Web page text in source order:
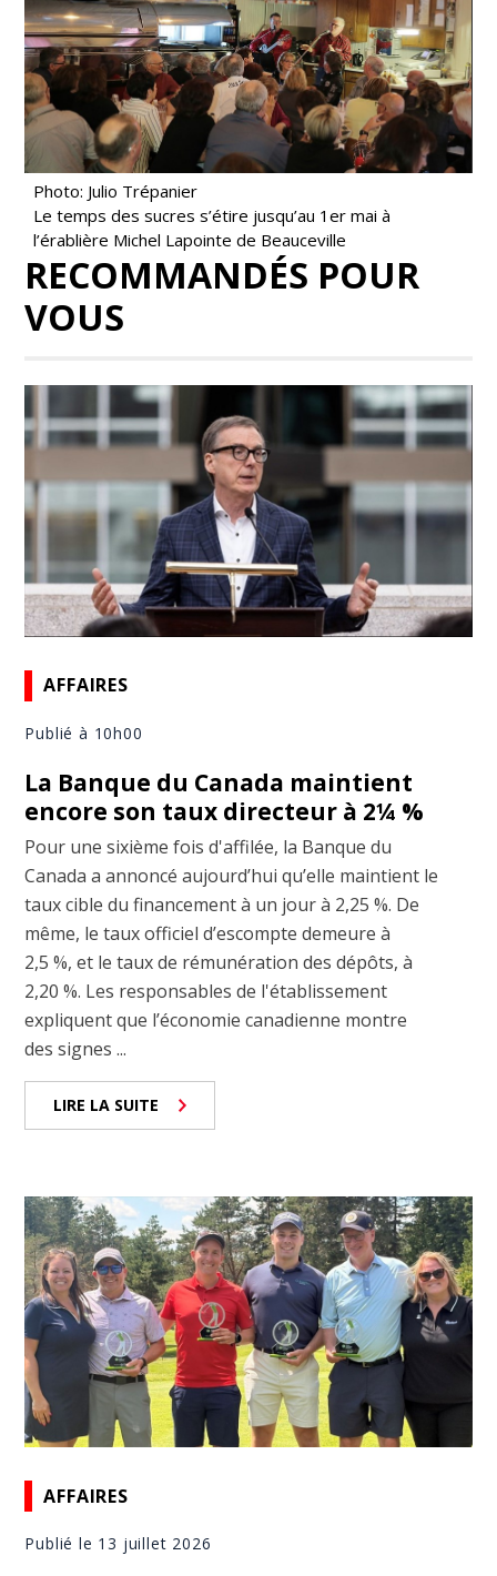
Photo: Julio Trépanier
Le temps des sucres s’étire jusqu’au 1er mai à
l’érablière Michel Lapointe de Beauceville
RECOMMANDÉS POUR
VOUS
AFFAIRES
Publié à 10h00
La Banque du Canada maintient
encore son taux directeur à 2¼ %
Pour une sixième fois d'affilée, la Banque du
Canada a annoncé aujourd’hui qu’elle maintient le
taux cible du financement à un jour à 2,25 %. De
même, le taux officiel d’escompte demeure à
2,5 %, et le taux de rémunération des dépôts, à
2,20 %. Les responsables de l'établissement
expliquent que l’économie canadienne montre
des signes ...
LIRE LA SUITE
AFFAIRES
Publié le 13 juillet 2026